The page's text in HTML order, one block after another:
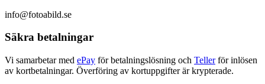
info@fotoabild.se
Säkra betalningar
Vi samarbetar med ePay för betalningslösning och Tellerför inlösen
av kortbetalningar. Överföring av kortuppgifter är krypterade.